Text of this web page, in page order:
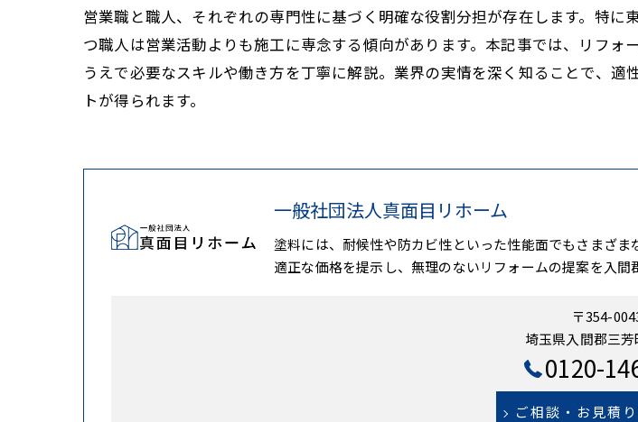
営業職と職人、それぞれの専門性に基づく明確な役割分担が存在します。特
つ職人は営業活動よりも施工に専念する傾向があります。本記事では、リフ
うえで必要なスキルや働き方を丁寧に解説。業界の実情を深く知ることで、
トが得られます。
一般社団法人真面目リホーム
塗料には、耐候性や防カビ性といった性能面でもさまざ
適正な価格を提示し、無理のないリフォームの提案を入間
〒354-
埼玉県入間郡三
0120-
ご相談・お見積